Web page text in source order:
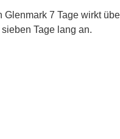
Glenmark 7 Tage wirkt
Tage lang an.